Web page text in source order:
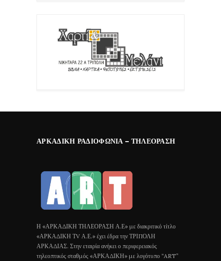
ΑΡΚΑΔΙΚΉ ΡΑΔΙΟΦΩΝΊΑ – ΤΗΛΕΌΡΑΣΗ
Η «ΑΡΚΑΔΙΚΗ ΤΗΛΕΟΡΑΣΗ Α.Ε» με διακριτικό τίτλο
«ΑΡΚΑΔΙΚΗ ΤV Α.Ε.» έχει έδρα την ΤΡΙΠΟΛΗ
ΑΡΚΑΔΙΑΣ. Στην εταιρία ανήκει ο περιφερειακός
τηλεοπτικός σταθμός «ΑΡΚΑΔΙΚΗ» με λογότυπο “ART”